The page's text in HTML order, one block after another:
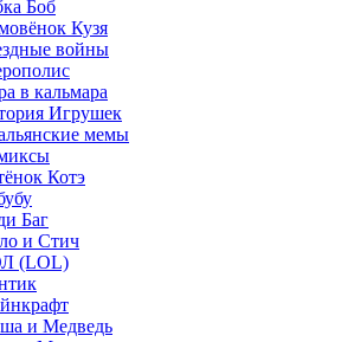
Боб
Кузя
войны
в кальмара
Игрушек
мемы
Котэ
Баг
и Стич
(LOL)
и Медведь